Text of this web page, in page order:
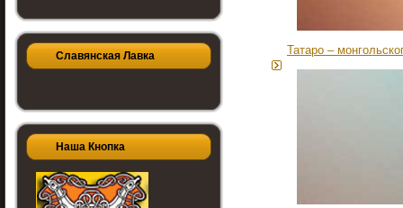
Славянская Лавка
Наша Кнопка
Татаро –